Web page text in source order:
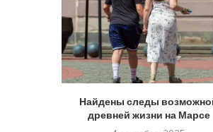
Найдены следы
древней жизни на Марсе